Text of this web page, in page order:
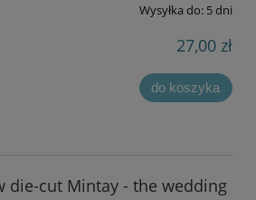
Wysyłka do: 5 dni
27,00 zł
do koszyka
die-cut Mintay - the wedding